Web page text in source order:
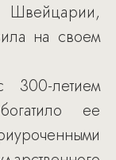
на своем
летием
ее